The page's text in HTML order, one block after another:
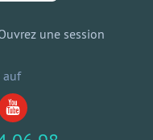
une session
auf